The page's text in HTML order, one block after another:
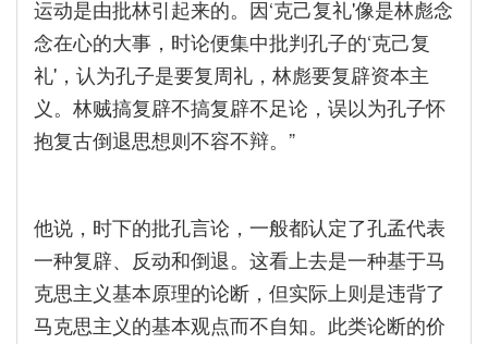
运动是由批林引起来的。因‘克己复礼'像是林彪念
念在心的大事，时论便集中批判孔子的‘克己复
礼'，认为孔子是要复周礼，林彪要复辟资本主
义。林贼搞复辟不搞复辟不足论，误以为孔子怀
抱复古倒退思想则不容不辩。”
他说，时下的批孔言论，一般都认定了孔孟代表
一种复辟、反动和倒退。这看上去是一种基于马
克思主义基本原理的论断，但实际上则是违背了
马克思主义的基本观点而不自知。此类论断的价